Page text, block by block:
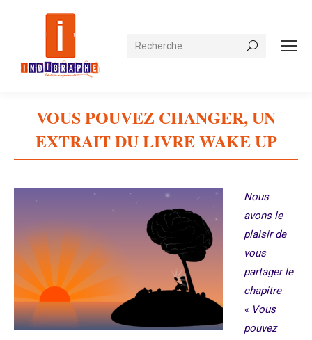
Recherche
VOUS POUVEZ CHANGER, UN
EXTRAIT DU LIVRE WAKE UP
Vous êtes ici :
Nous
avons le
plaisir de
vous
partager le
chapitre
« Vous
pouvez